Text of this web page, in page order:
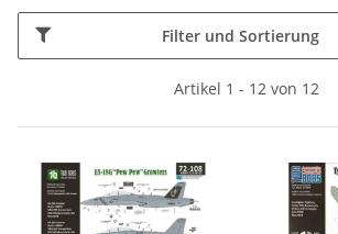
Filter und Sortierung
Artikel 1 - 12 von 12